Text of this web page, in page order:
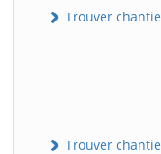
Trouver
Trouver